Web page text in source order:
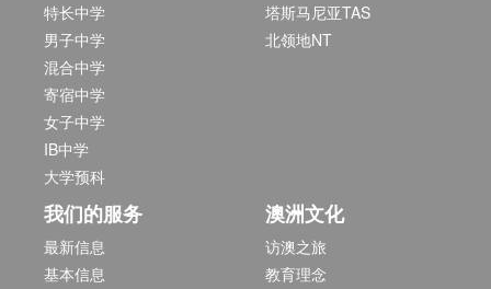
特长中学
男子中学
混合中学
寄宿中学
女子中学
IB中学
大学预科
塔斯马尼亚TAS
北领地NT
我们的服务
最新信息
基本信息
澳洲文化
访澳之旅
教育理念